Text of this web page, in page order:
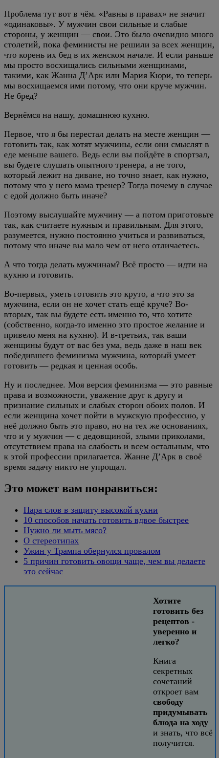
Проблема тут вот в чём. «Равны в правах» не значит
«одинаковы». У мужчин свои сильные и слабые
стороны, у женщин — свои. Это было очевидно много
столетий, пока феминисты не решили за всех женщин,
что корень их бед в их женском начале. И если раньше
мы просто восхищались сильными женщинами,
такими, как Жанна Д’Арк или Мария Кюри, то теперь
мы восхищаемся ими потому, что они круче мужчин.
Не бред?
Вернёмся на нашу, домашнюю кухню.
Первое, что я бы перестал делать на месте женщин —
готовить так, как хотят мужчины, если они смыслят в
еде меньше вашего. Ведь если вы пойдёте в спортзал,
вы будете слушать опытного тренера, а не того,
который лежит на диване, но точно знает, как нужно,
потому что у него мама тренер? Тогда почему в случае
с едой должно быть иначе?
Поэтому выслушайте мужчину — а потом приготовьте
так, как считаете нужным и правильным. Для этого,
разумеется, нужно постоянно учиться и развиваться,
потому что иначе вы мало чем от него отличаетесь.
А что тогда делать мужчинам? Всё просто — идти на
кухню и готовить.
Во-первых, уметь готовить это круто, а что это за
мужчина, если он не хочет стать ещё круче? Во-
вторых, так вы будете есть именно то, что хотите
(собственно, когда-то именно это простое желание и
привело меня на кухню). И в-третьих, так ваши
женщины будут от вас без ума, ведь даже в наш век
победившего феминизма мужчина, который умеет
готовить — редкая и ценная особь.
Ну и последнее. Моя версия феминизма — это равные
права и возможности, уважение друг к другу и
признание сильных и слабых сторон обоих полов. И
если женщина хочет пойти в мужскую профессию, у
неё должно быть это право, но на тех же основаниях,
что и у мужчин — с дедовщиной, злыми приколами,
отсутствием права на слабость и всем остальным, что
к этой профессии прилагается. Жанне Д’Арк в своё
время задачу никто не упрощал.
Это может вам понравиться:
Пара слов в защиту высокой кухни
10 способов начать готовить вдвое быстрее
Нужно ли мыть мясо?
О стереотипах
Ужин у Трампа обернулся провалом
5 причин готовить овощи чаще, чем вы делаете
это сейчас
Хотите
готовить без
рецептов -
уверенно и
легко?
Книга
секретных
сочетаний
откроет вам
свободу
придумывать
блюда на ходу
и знать, что всё
получится.